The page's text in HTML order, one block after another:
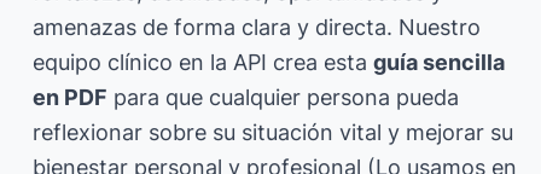
amenazas de forma clara y directa. Nuestro
equipo clínico en la API crea estaguía sencilla
en PDF para que cualquier persona pueda
reflexionar sobre su situación vital y mejorar su
bienestar personal y profesional (Lo usamos en